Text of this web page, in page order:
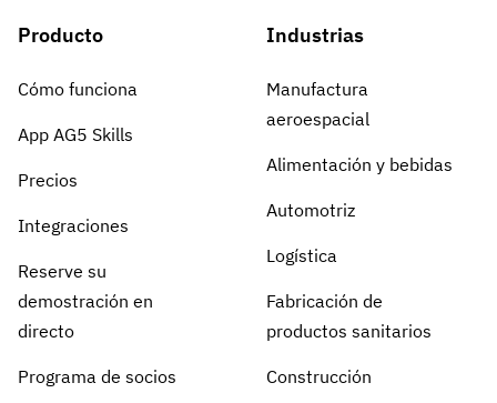
Producto
Cómo funciona
App AG5 Skills
Precios
Integraciones
Reserve su
demostración en
directo
Programa de socios
Industrias
Manufactura
aeroespacial
Alimentación y bebidas
Automotriz
Logística
Fabricación de
productos sanitarios
Construcción